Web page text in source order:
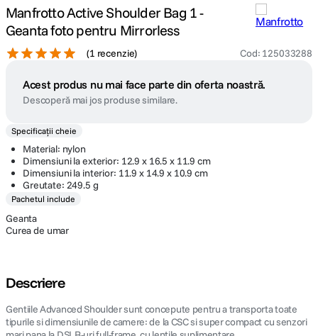
Manfrotto Active Shoulder Bag 1 -
Geanta foto pentru Mirrorless
(1 recenzie) Cod: 125033288
Acest produs nu mai face parte din oferta noastră.
Descoperă mai jos produse similare.
Specificații cheie
Material: nylon
Dimensiuni la exterior: 12.9 x 16.5 x 11.9 cm
Dimensiuni la interior: 11.9 x 14.9 x 10.9 cm
Greutate: 249.5 g
Pachetul include
Geanta
Curea de umar
Descriere
Gentiile Advanced Shoulder sunt concepute pentru a transporta toate
tipurile si dimensiunile de camere: de la CSC si super compact cu senzori